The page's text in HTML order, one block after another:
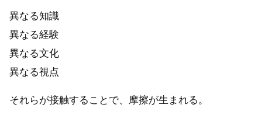
異なる知識
異なる経験
異なる文化
異なる視点
それらが接触することで、摩擦が生まれる。